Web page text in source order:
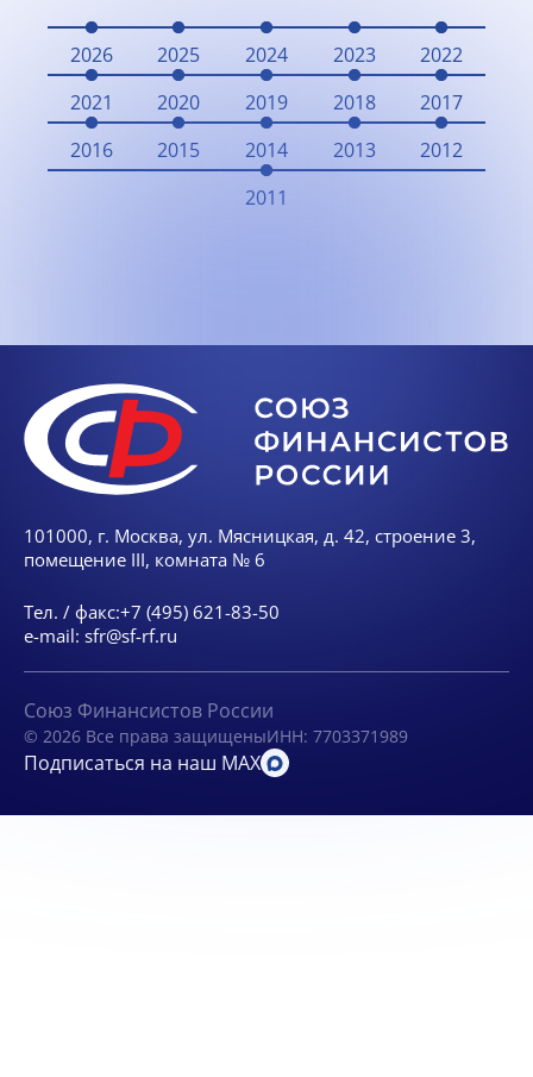
2026 2025 2024 2023
2022
2021
2020 2019 2018
2017
2016
2015 2014 2013
2012
2011
101000, г. Москва, ул. Мясницкая, д. 42, строение 3,
помещение III, комната № 6
Тел. / факс:+7 (495) 621-83-50
e-mail: sfr@sf-rf.ru
Союз Финансистов России
© 2026 Все права защищеныИНН: 7703371989
Подписаться на наш MAX